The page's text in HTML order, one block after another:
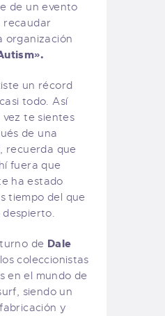
de un evento
recaudar
organización
un récord
todo. Así
vez te sientes
de una
recuerda que
fuera que
ha estado
tiempo del que
de Dale
coleccionistas
en el mundo de
siendo un
y